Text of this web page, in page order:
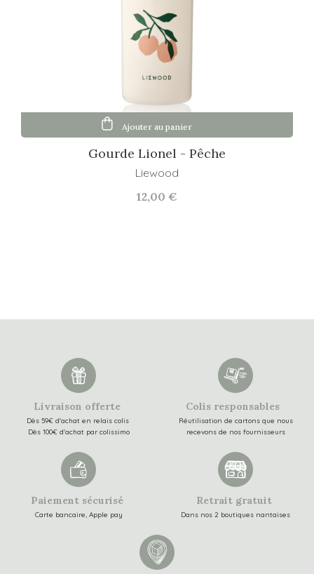
Gourde Lionel - Pêche
Liewood
12,00 €
Ajouter au panier
Livraison offerte
Dès 59€ d'achat en relais colis
Dès 100€ d'achat par colissimo
Colis responsables
Réutilisation de cartons que nous
recevons de nos fournisseurs
Paiement sécurisé
Carte bancaire, Apple pay
Retrait gratuit
Dans nos 2 boutiques nantaises